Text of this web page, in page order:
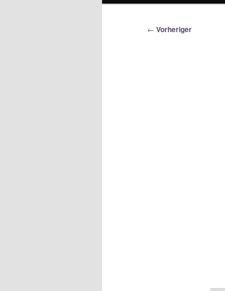
Beitragsnavigation
← Vorheriger